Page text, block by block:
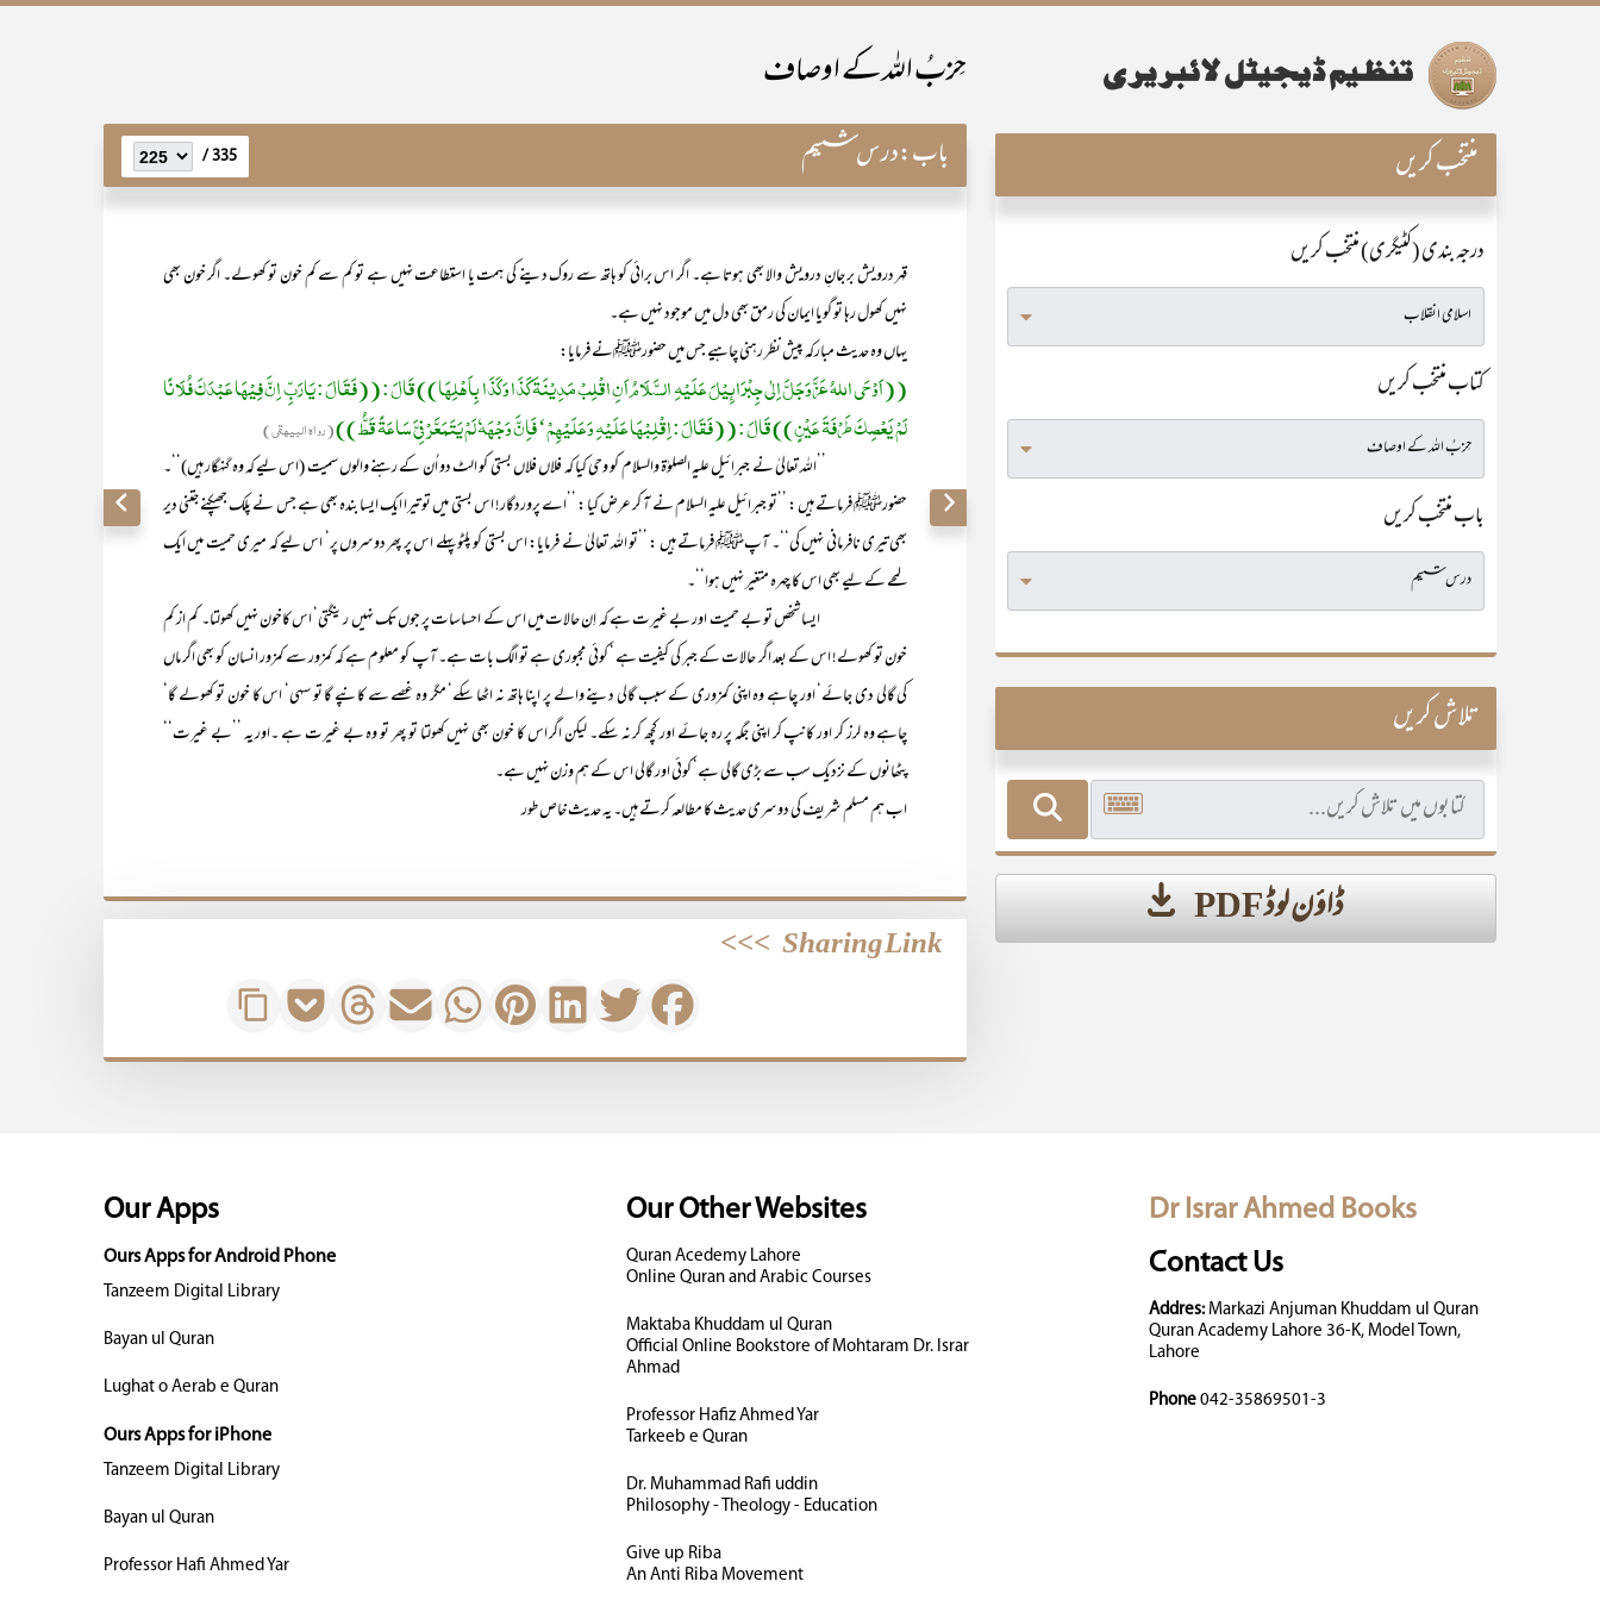
حِزبُ اللہ کے اوصاف
باب:درس ششم 335 /
قہر درویش بر جانِ درویش والا بھی ہوتا ہے۔ اگر اس برائی کو ہاتھ سے روک دینے کی ہمت یا استطاعت نہیں ہے تو کم سے کم خون تو کھولے۔ اگر خون بھی
نہیں کھول رہا تو گویا ایمان کی رمق بھی دل میں موجود نہیں ہے۔
یہاں وہ حدیث مبارکہ پیش نظر رہنی چاہیے جس میں حضورﷺنے فرمایا:
((اَوْحَی اللہُ عَزَّوَجَلَّ اِلٰی جِبْرَائِیْلَ عَلَیْہِ السَّلَامُ اَنِ اقْلِبْ مَدِیْنَۃَ کَذَا وَکَذَا بِاَھْلِھَا)) قَالَ : ((فَقَالَ : یَارَبِّ اِنَّ فِیْھَا عَبْدَکَ فُلَانًا
لَمْ یَعْصِکَ طَرْفَۃَ عَیْنٍ)) قَالَ : ((فَقَالَ : اِقْلِبْھَا عَلَیْہِ وَعَلَیْھِمْ‘ فَاِنَّ وَجْھَہٗ لَمْ یَتَمَعَّرْ فِیَّ سَاعَۃً قَطُّ))(رواہ البیھقی)
’’اللہ تعالیٰ نے جبرائیل علیہ الصلوٰۃ والسلام کو وحی کیا کہ فلاں فلاں بستی کو الٹ دو اُن کے رہنے والوں سمیت (اس لیے کہ وہ گنہگار ہیں)‘‘۔
حضورﷺ فرماتے ہیں : ’’تو جبرائیل علیہ السلام نے آ کر عرض کیا : ’’اے پروردگار! اس بستی میں تو تیرا ایک ایسا بندہ بھی ہے جس نے پلک جھپکنے جتنی دیر
بھی تیری نافرمانی نہیں کی‘‘۔ آپﷺ فرماتے ہیں : ’’تو اللہ تعالیٰ نے فرمایا: اس بستی کو پلٹو پہلے اس پر پھر دوسروں پر‘ اس لیے کہ میری حمیت میں ایک
لمحے کے لیے بھی اس کا چہرہ متغیر نہیں ہوا‘‘۔
ایسا شخص تو بے حمیت اور بے غیرت ہے کہ اِن حالات میں اس کے احساسات پر جوں تک نہیں رینگتی‘ اس کاخون نہیں کھولتا۔ کم از کم
خون تو کھولے! اس کے بعد اگر حالات کے جبر کی کیفیت ہے ‘ کوئی مجبوری ہے تو الگ بات ہے۔ آپ کو معلوم ہے کہ کمزور سے کمزور انسان کو بھی اگر ماں
کی گالی دی جائے‘ اور چاہے وہ اپنی کمزوری کے سبب گالی دینے والے پر اپنا ہاتھ نہ اٹھا سکے‘ مگر وہ غصے سے کانپے گا تو سہی‘ اس کا خون تو کھولے گا‘
چاہے وہ لرز کر اور کانپ کر اپنی جگہ پر رہ جائے اور کچھ کر نہ سکے۔ لیکن اگر اس کا خون بھی نہیں کھولتا تو پھر تو وہ بے غیرت ہے ۔اور یہ ’’بے غیرت‘‘
پٹھانوں کے نزدیک سب سے بڑی گالی ہے‘ کوئی اور گالی اس کے ہم وزن نہیں ہے۔
اب ہم مسلم شریف کی دوسری حدیث کا مطالعہ کرتے ہیں۔ یہ حدیث خاص طور
Sharing Link
>>>
منتخب کریں
درجہ بندی (کٹیگری) منتخب کریں
کتاب منتخب کریں
باب منتخب کریں
تلاش کریں
ڈاؤن لوڈ PDF
Dr Israr Ahmed Books
Contact Us
Addres:Markazi Anjuman Khuddam ul Quran
Quran Academy Lahore 36-K, Model Town,
Lahore
Phone 042-35869501-3
Our Other Websites
Quran Acedemy Lahore
Online Quran and Arabic Courses
Maktaba Khuddam ul Quran
Official Online Bookstore of Mohtaram Dr. Israr
Ahmad
Professor Hafiz Ahmed Yar
Tarkeeb e Quran
Dr. Muhammad Rafi uddin
Philosophy - Theology - Education
Give up Riba
An Anti Riba Movement
Our Apps
Ours Apps for Android Phone
Tanzeem Digital Library
Bayan ul Quran
Lughat o Aerab e Quran
Ours Apps for iPhone
Tanzeem Digital Library
Bayan ul Quran
Professor Hafi Ahmed Yar